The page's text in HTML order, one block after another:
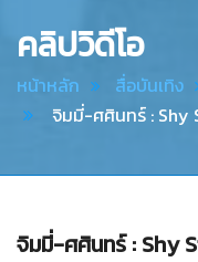
คลิปวิดีโอ
หน้าหลัก สื่อบันเทิง
จิมมี่-ศศินทร์ : Shy
จิมมี่-ศศินทร์ : Shy